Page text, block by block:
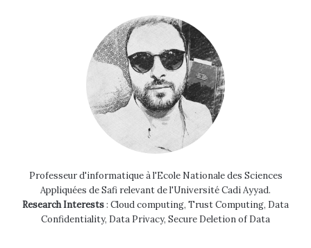
Professeur d'informatique à l'Ecole Nationale des Sciences
Appliquées de Safi relevant de l'Université Cadi Ayyad.
Research Interests: Cloud computing, Trust Computing, Data
Confidentiality, Data Privacy, Secure Deletion of Data